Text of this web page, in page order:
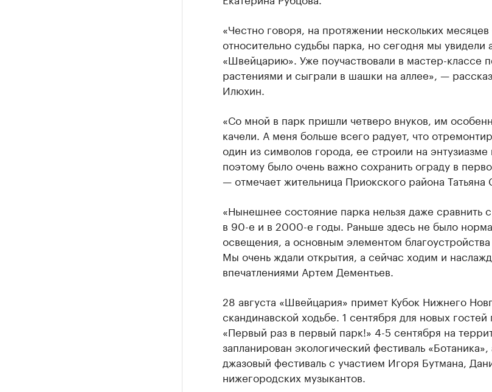
«Честно говоря, на протяжении нескольких
относительно судьбы парка, но сегодня мы увидели
«Швейцарию». Уже поучаствовали в мастер-классе
растениями и сыграли в шашки на аллее», —
Илюхин.
«Со мной в парк пришли четверо внуков, им
качели. А меня больше всего радует, что
один из символов города, ее строили на
поэтому было очень важно сохранить ограду в
— отмечает жительница Приокского района Татьяна
«Нынешнее состояние парка нельзя даже сравнить
в 90-е и в 2000-е годы. Раньше здесь не было
освещения, а основным элементом благоустройства
Мы очень ждали открытия, а сейчас ходим и
впечатлениями Артем Дементьев.
28 августа «Швейцария» примет Кубок Нижнего
скандинавской ходьбе. 1 сентября для новых
«Первый раз в первый парк!» 4-5 сентября на
запланирован экологический фестиваль
джазовый фестиваль с участием Игоря Бутмана,
нижегородских музыкантов.